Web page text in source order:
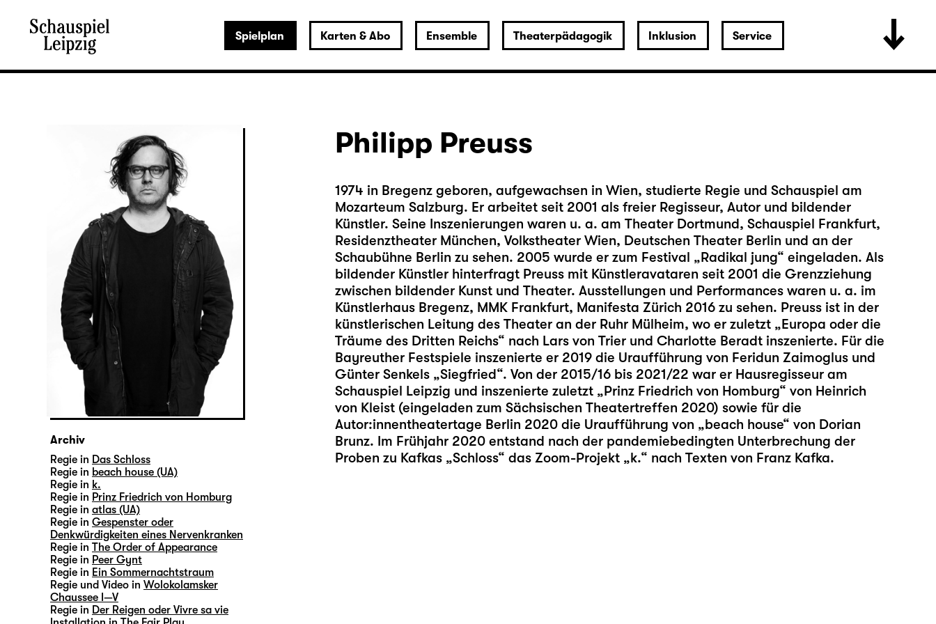
Spielplan Karten & Abo Ensemble Theaterpädagogik Inklusion Service
Philipp Preuss
1974 in Bregenz geboren, aufgewachsen in Wien, studierte Regie und Schauspiel am
Mozarteum Salzburg. Er arbeitet seit 2001 als freier Regisseur, Autor und bildender
Künstler. Seine Inszenierungen waren u. a. am Theater Dortmund, Schauspiel Frankfurt,
Residenztheater München, Volkstheater Wien, Deutschen Theater Berlin und an der
Schaubühne Berlin zu sehen. 2005 wurde er zum Festival „Radikal jung“ eingeladen. Als
bildender Künstler hinterfragt Preuss mit Künstleravataren seit 2001 die Grenzziehung
zwischen bildender Kunst und Theater. Ausstellungen und Performances waren u. a. im
Künstlerhaus Bregenz, MMK Frankfurt, Manifesta Zürich 2016 zu sehen. Preuss ist in der
künstlerischen Leitung des Theater an der Ruhr Mülheim, wo er zuletzt „Europa oder die
Träume des Dritten Reichs“ nach Lars von Trier und Charlotte Beradt inszenierte. Für die
Bayreuther Festspiele inszenierte er 2019 die Uraufführung von Feridun Zaimoglus und
Günter Senkels „Siegfried“. Von der 2015/16 bis 2021/22 war er Hausregisseur am
Schauspiel Leipzig und inszenierte zuletzt „Prinz Friedrich von Homburg“ von Heinrich
von Kleist (eingeladen zum Sächsischen Theatertreffen 2020) sowie für die
Autor:innentheatertage Berlin 2020 die Uraufführung von „beach house“ von Dorian
Brunz. Im Frühjahr 2020 entstand nach der pandemiebedingten Unterbrechung der
Proben zu Kafkas „Schloss“ das Zoom-Projekt „k.“ nach Texten von Franz Kafka.
Archiv
Regie in Das Schloss
Regie in beach house (UA)
Regie in k.
Regie in Prinz Friedrich von Homburg
Regie in atlas (UA)
Regie in Gespenster oder
Denkwürdigkeiten eines Nervenkranken
Regie in The Order of Appearance
Regie in Peer Gynt
Regie in Ein Sommernachtstraum
Regie und Video in Wolokolamsker
Chaussee I—V
Regie in Der Reigen oder Vivre sa vie